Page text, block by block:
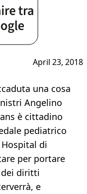
April 23, 2018
una cosa
Angelino
è cittadino
pediatrico
Hospital di
per portare
dei diritti
e